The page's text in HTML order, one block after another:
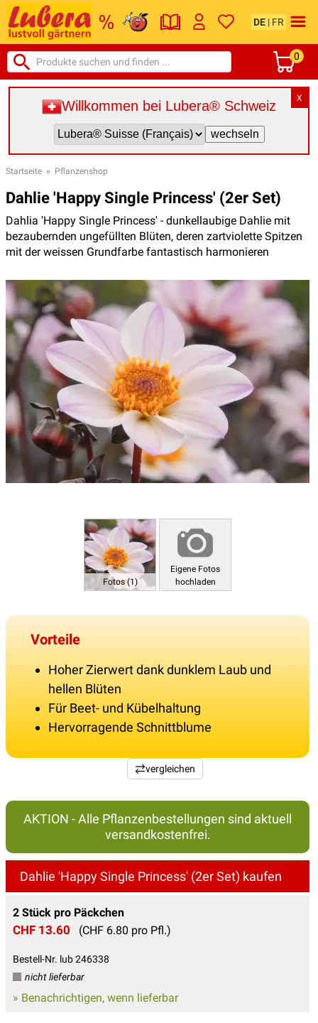
DE | FR
0
X
Willkommen bei Lubera® Schweiz
Startseite » Pflanzenshop
Dahlie 'Happy Single Princess' (2er Set)
Dahlia 'Happy Single Princess' - dunkellaubige Dahlie mit
bezaubernden ungefüllten Blüten, deren zartviolette Spitzen
mit der weissen Grundfarbe fantastisch harmonieren
Fotos (1)
Eigene Fotos
hochladen
Vorteile
Hoher Zierwert dank dunklem Laub und
hellen Blüten
Für Beet- und Kübelhaltung
Hervorragende Schnittblume
vergleichen
AKTION - Alle Pflanzenbestellungen sind aktuell
versandkostenfrei.
Dahlie 'Happy Single Princess' (2er Set) kaufen
2 Stück pro Päckchen
CHF 13.60 (CHF 6.80 pro Pfl.)
Bestell-Nr. lub 246338
nicht lieferbar
» Benachrichtigen, wenn lieferbar